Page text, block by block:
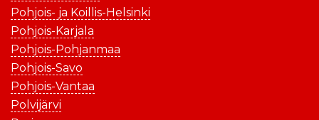
Pohjois- ja Koillis-Helsinki
Pohjois-Karjala
Pohjois-Pohjanmaa
Pohjois-Savo
Pohjois-Vantaa
Polvijärvi